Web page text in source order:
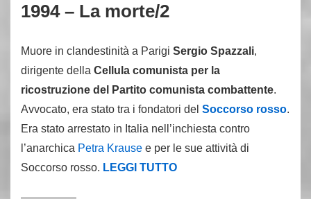
1994 – La morte/2
Muore in clandestinità a Parigi Sergio Spazzali,
dirigente della Cellula comunista per la
ricostruzione del Partito comunista combattente.
Avvocato, era stato tra i fondatori del Soccorso rosso.
Era stato arrestato in Italia nell’inchiesta contro
l’anarchica Petra Krause e per le sue attività di
Soccorso rosso. LEGGI TUTTO